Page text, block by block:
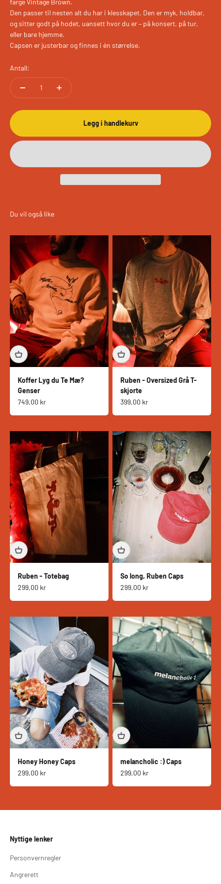
Den passer til nesten alt du har i klesskapet. Den er myk, holdbar,
og sitter godt på hodet, uansett hvor du er – på konsert, på tur,
eller bare hjemme.
Capsen er justerbar og finnes i én størrelse.
Antall:
Legg i handlekurv
Koffer Lyg du Te Mæ?
Genser
Salgspris
749,00 kr
Ruben - Oversized Grå T-
skjorte
Salgspris
399,00 kr
Ruben - Totebag
Salgspris
299,00 kr
So long, Ruben Caps
Salgspris
299,00 kr
Honey Honey Caps
Salgspris
299,00 kr
melancholic :) Caps
Salgspris
299,00 kr
Nyttige lenker
Personvernregler
Angrerett